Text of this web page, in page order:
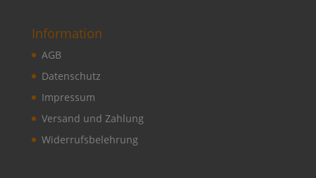
Information
AGB
Datenschutz
Impressum
Versand und Zahlung
Widerrufsbelehrung